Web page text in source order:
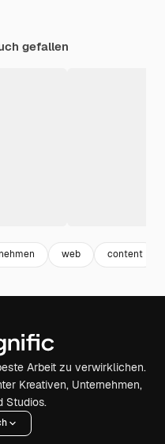
gefallen
web content
Arbeit zu verwirklichen.
Kreativen, Unternehmen,
Studios.